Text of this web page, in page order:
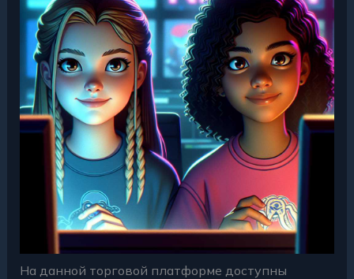
На данной торговой платформе доступны